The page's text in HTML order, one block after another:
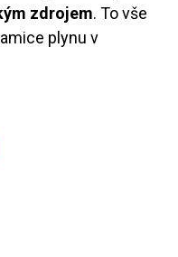
zdrojem. To vše
plynu v